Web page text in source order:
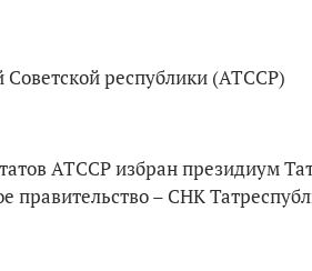
Советской республики (АТССР)
АТССР избран президиум
правительство – СНК